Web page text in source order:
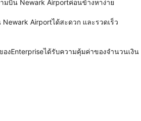
มบิน Newark Airportค่อนข้างหาง่าย
Airportได้สะดวก และรวดเร็ว
งEnterpriseได้รับความคุ้มค่าของจำนวนเงิน